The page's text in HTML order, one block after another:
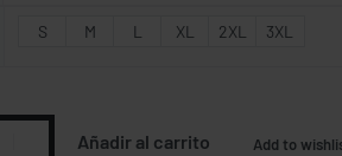
S M L XL 2XL 3XL
Añadir al carrito Add to